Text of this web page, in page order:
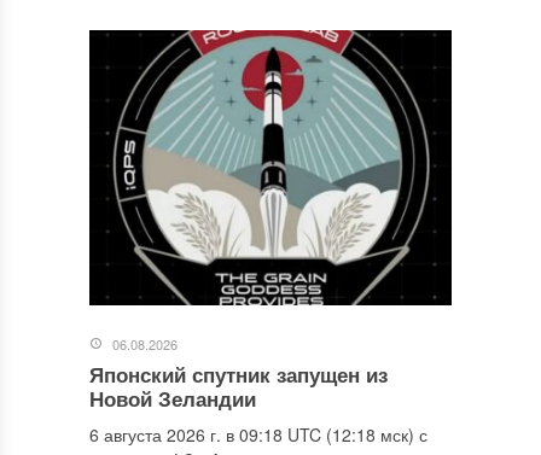
06.08.2026
Японский спутник запущен из
Новой Зеландии
6 августа 2026 г. в 09:18 UTC (12:18 мск) с